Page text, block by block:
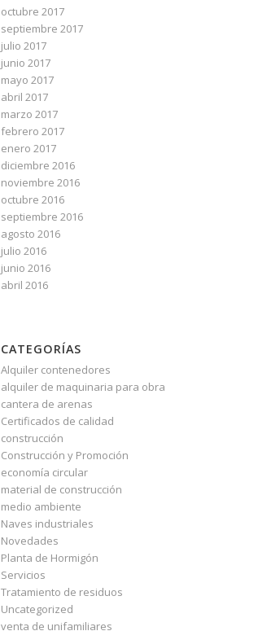
octubre 2017
septiembre 2017
julio 2017
junio 2017
mayo 2017
abril 2017
marzo 2017
febrero 2017
enero 2017
diciembre 2016
noviembre 2016
octubre 2016
septiembre 2016
agosto 2016
julio 2016
junio 2016
abril 2016
CATEGORÍAS
Alquiler contenedores
alquiler de maquinaria para obra
cantera de arenas
Certificados de calidad
construcción
Construcción y Promoción
economía circular
material de construcción
medio ambiente
Naves industriales
Novedades
Planta de Hormigón
Servicios
Tratamiento de residuos
Uncategorized
venta de unifamiliares